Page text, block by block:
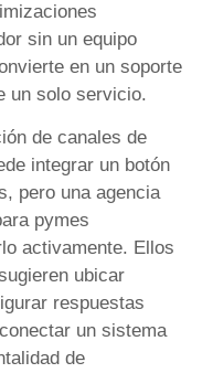
sin un equipo
en un soporte
un solo servicio.
de canales de
integrar un botón
pero una agencia
pymes
activamente. Ellos
ubicar
respuestas
un sistema
de